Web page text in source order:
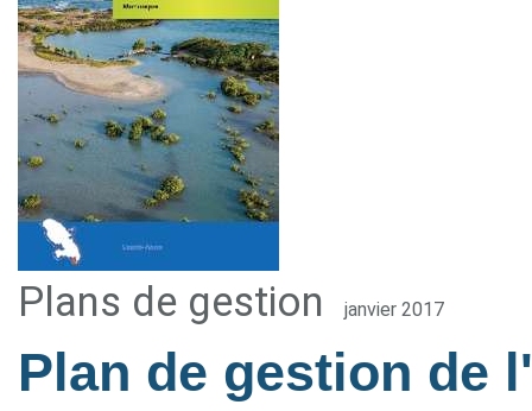
Plans de gestion janvier 2017
Plan de gestion de